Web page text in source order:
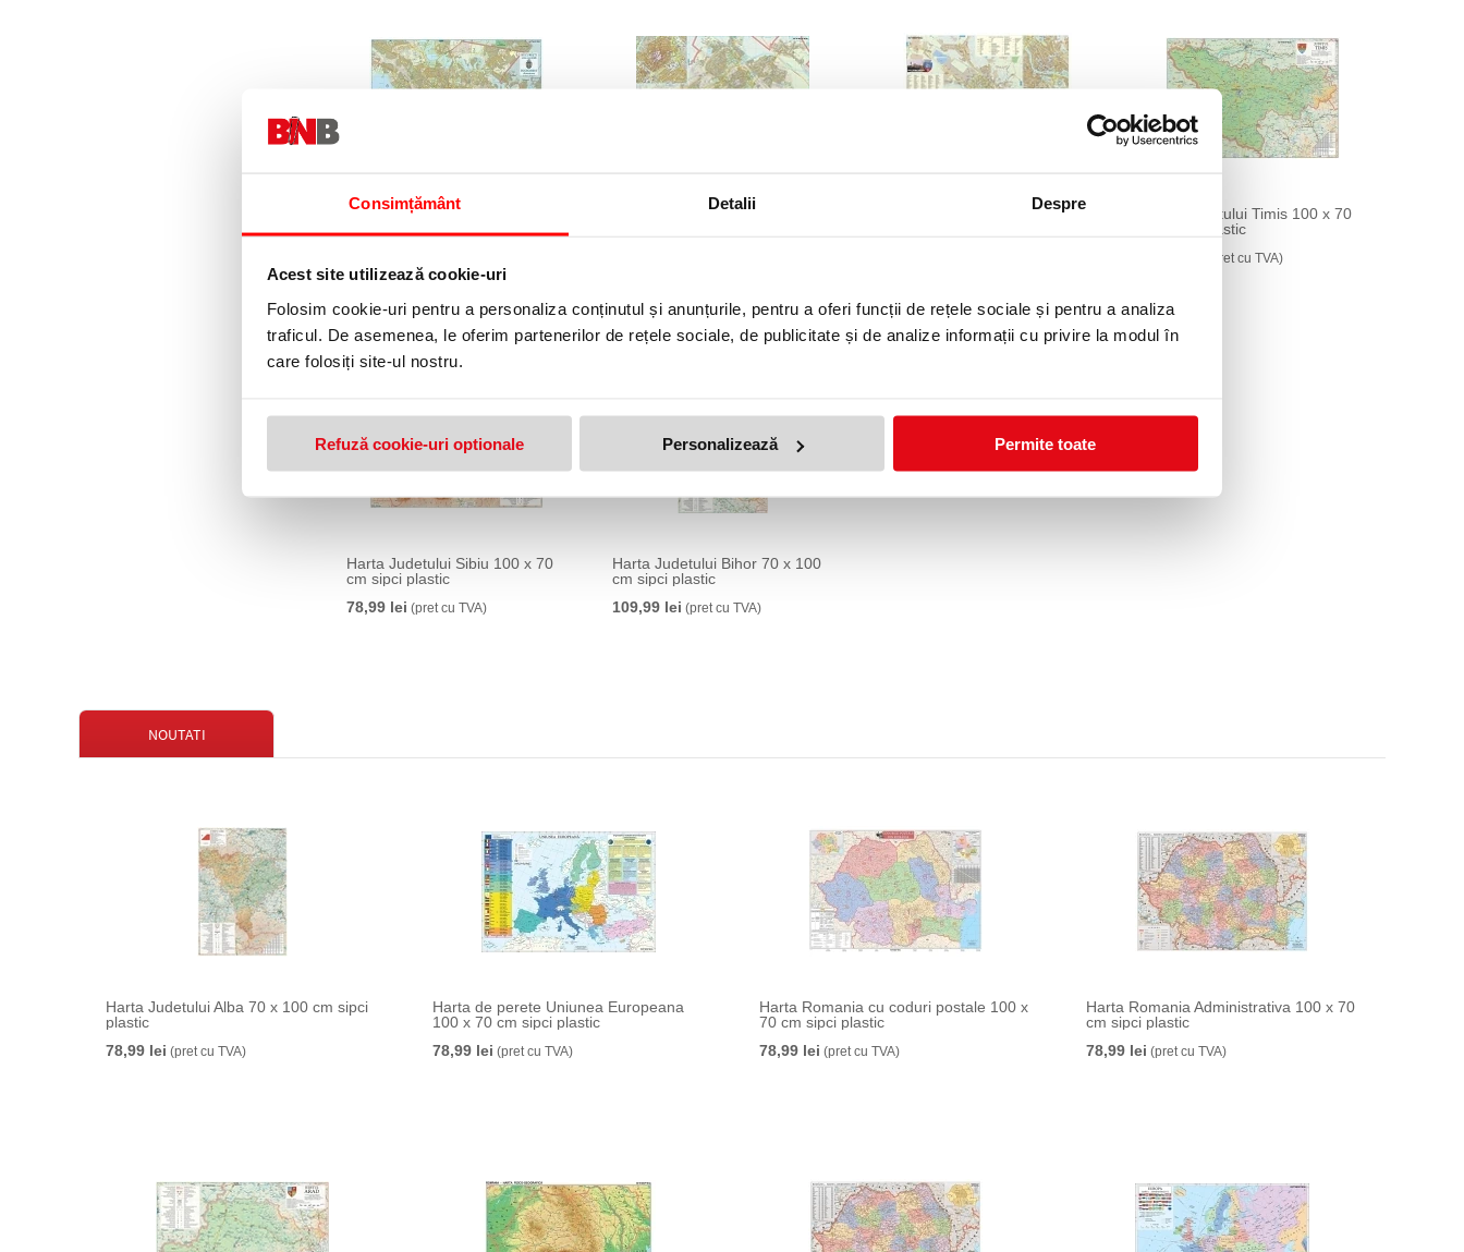
Consimțământ Detalii Despre
Acest site utilizează cookie-uri
Folosim cookie-uri pentru a personaliza conținutul și anunțurile, pentru a oferi funcții de rețele sociale și pentru a analiza
traficul. De asemenea, le oferim partenerilor de rețele sociale, de publicitate și de analize informații cu privire la modul în
care folosiți site-ul nostru.
Refuză cookie-uri optionale Personalizează Permite toate
Harta Bucuresti Zona Centrala
100 x 70 cm sipci plastic
Harta Municipiului Sibiu SB 100
Harta Municipiului Oradea BH
Harta Judetului Timis 100 x 70
cm sipci plastic
(pret cu TVA)
Harta Judetului Sibiu 100 x 70
cm sipci plastic
78,99 lei (pret cu TVA)
Harta Judetului Bihor 70 x 100
cm sipci plastic
109,99 lei (pret cu TVA)
NOUTATI
Harta Judetului Alba 70 x 100 cm sipci
plastic
78,99 lei (pret cu TVA)
Harta de perete Uniunea Europeana
100 x 70 cm sipci plastic
78,99 lei (pret cu TVA)
Harta Romania cu coduri postale 100 x
70 cm sipci plastic
78,99 lei (pret cu TVA)
Harta Romania Administrativa 100 x 70
cm sipci plastic
78,99 lei (pret cu TVA)